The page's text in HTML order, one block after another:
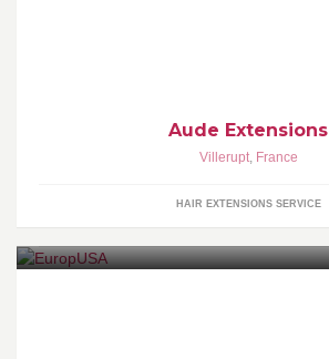
Aude Extensions
Villerupt, France
HAIR EXTENSIONS SERVICE